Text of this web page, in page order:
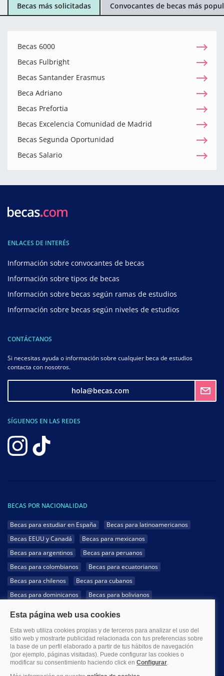
Becas más solicitadas Convocantes de becas más
Becas 6000
Becas Fulbright
Becas Santander Erasmus
Beca Adriano
Becas Prefortia
Becas Excelencia Comunidad de Madrid
Becas Segunda Oportunidad
Becas Salario
ENLACES DE INTERÉS
Información sobre convocantes de becas
Información sobre tipos de becas
Información sobre becas según ramas de estudios
Información sobre becas según niveles de estudios
CONTÁCTANOS
Si necesitas ayuda o información sobre cualquier beca de estudios
contacta con nosotros.
hola@becas.com
SÍGUENOS EN LAS REDES
BECAS POR NACIONALIDAD
Becas para estudiar en España
Becas para latinoamericanos
Becas EEUU y Canadá
Becas para mexicanos
Becas para argentinos
Becas para peruanos
Becas para colombianos
Becas para ecuatorianos
Becas para chilenos
Becas para cubanos
Becas para dominicanos
Becas para bolivianos
Becas para hondureños
Becas para paraguayos
Becas para uruguayos
Becas para salvadoreños